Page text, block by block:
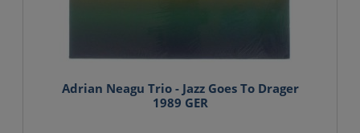
Adrian Neagu Trio - Jazz Goes To Drager
1989 GER